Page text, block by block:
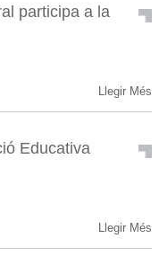
participa a la
Llegir Més
Educativa
Llegir Més